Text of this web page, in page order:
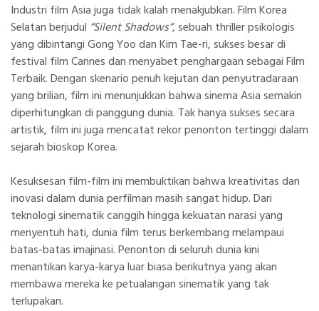
Industri film Asia juga tidak kalah menakjubkan. Film Korea
Selatan berjudul “Silent Shadows“, sebuah thriller psikologis
yang dibintangiGong Yoodan Kim Tae-ri, sukses besar di
festival film Cannes dan menyabet penghargaan sebagai Film
Terbaik. Dengan skenario penuh kejutan dan penyutradaraan
yang brilian, film ini menunjukkan bahwa sinema Asia semakin
diperhitungkan di panggung dunia. Tak hanya sukses secara
artistik, film ini juga mencatat rekor penonton tertinggi dalam
sejarah bioskop Korea.
Kesuksesan film-film ini membuktikan bahwa kreativitas dan
inovasi dalam dunia perfilman masih sangat hidup. Dari
teknologi sinematik canggih hingga kekuatan narasi yang
menyentuh hati, dunia film terus berkembang melampaui
batas-batas imajinasi. Penonton di seluruh dunia kini
menantikan karya-karya luar biasa berikutnya yang akan
membawa mereka ke petualangan sinematik yang tak
terlupakan.